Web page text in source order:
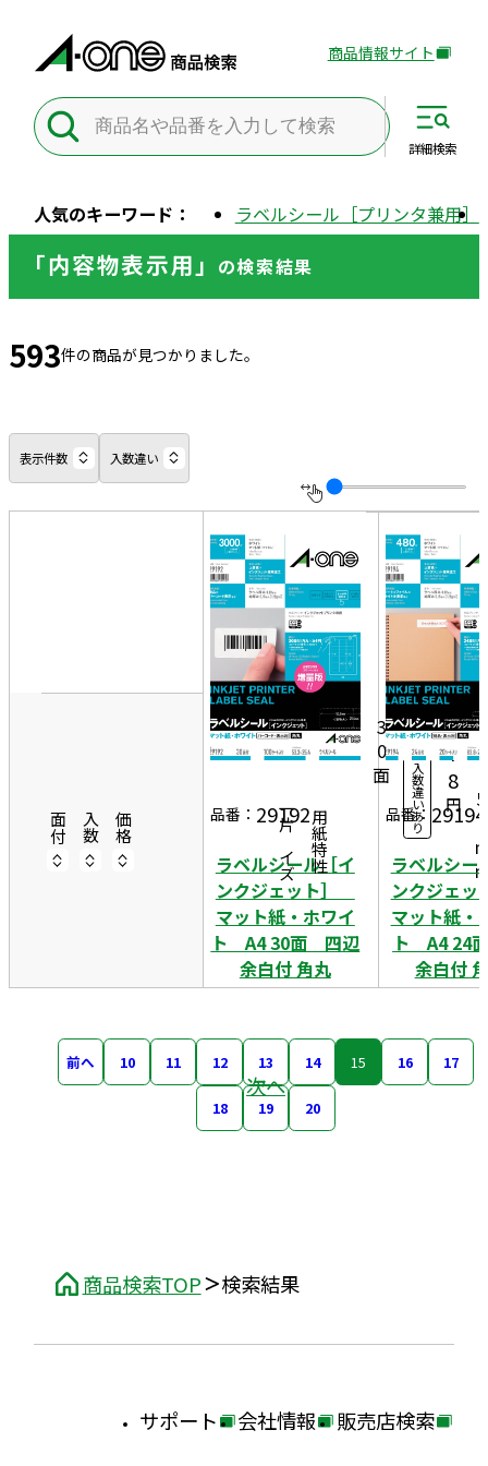
外
サ
別
ン
す
商品情報サイト
人気のキーワード： ラベルシール［プリンタ兼用］
詳細検索
商品検索TOP 検索結果
「内容物表示用」 の検索結果
593件の商品が見つかりました。
表示件数 入数違い
示
面付 入数 価格 一片サイズ用紙特性
品番： 29192
ラベルシール［イ
ンクジェット］
マット紙・ホワイ
ト A4 30面 四辺
余白付 角丸
3
0
面
0シ
ー
ト
入
数
違
い
あ
り
6,
5
7
8
円
5
3
4
品番： 29194
ラベルシー
ンクジェ
マット紙・
ト A4 24
余白付
前へ 10 11 12 13 14 15 16 17
18 19 20
次へ
外
サポート
外
会社情報
外
販売店検索